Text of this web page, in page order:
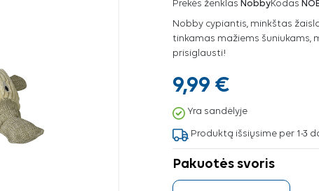
Prekės ženklas NobbyKodas
Nobby cypiantis, minkštas
tinkamas mažiems šuniukams,
prisiglausti!
9,99 €
Yra sandėlyje
Produktą išsiųsime per 1-3
Pakuotės svoris